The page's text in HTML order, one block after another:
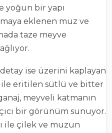
yoğun bir yapı
eklenen muz ve
taze meyve
ise üzerini kaplayan
ile eritilen sütlü ve bitter
meyveli katmanın
bir görünüm sunuyor.
ile çilek ve muzun